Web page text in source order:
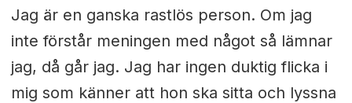
Jag är en ganska rastlös person. Om jag
inte förstår meningen med något så lämnar
jag, då går jag. Jag har ingen duktig flicka i
mig som känner att hon ska sitta och lyssna